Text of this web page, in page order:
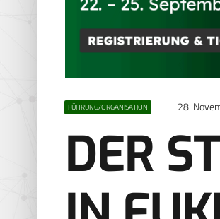
FÜHRUNG/ORGANISATION 28.
DER